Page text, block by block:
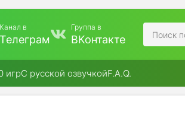
Канал в
Телеграм
Группа в
ВКонтакте
игрС русской озвучкойF.A.Q.